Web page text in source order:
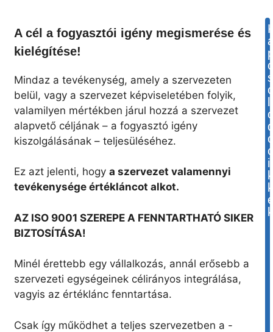
A cél a fogyasztói igény megismerése és
kielégítése!
Mindaz a tevékenység, amely a szervezeten
belül, vagy a szervezet képviseletében folyik,
valamilyen mértékben járul hozzá a szervezet
alapvető céljának – a fogyasztó igény
kiszolgálásának – teljesüléséhez.
Ez azt jelenti, hogy a szervezet valamennyi
tevékenysége értékláncot alkot.
AZ ISO 9001 SZEREPE A FENNTARTHATÓ SIKER
BIZTOSÍTÁSA!
Minél érettebb egy vállalkozás, annál erősebb a
szervezeti egységeinek célirányos integrálása,
vagyis az értéklánc fenntartása.
Csak így működhet a teljes szervezetben a -
i